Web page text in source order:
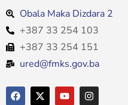
Obala Maka Dizdara 2
+387 33 254 103
+387 33 254 151
ured@fmks.gov.ba